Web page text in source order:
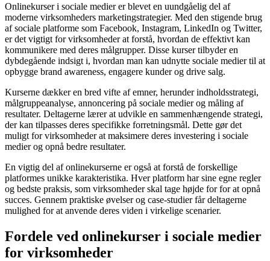
Onlinekurser i sociale medier er blevet en uundgåelig del af
moderne virksomheders marketingstrategier. Med den stigende brug
af sociale platforme som Facebook, Instagram, LinkedIn og Twitter,
er det vigtigt for virksomheder at forstå, hvordan de effektivt kan
kommunikere med deres målgrupper. Disse kurser tilbyder en
dybdegående indsigt i, hvordan man kan udnytte sociale medier til at
opbygge brand awareness, engagere kunder og drive salg.
Kurserne dækker en bred vifte af emner, herunder indholdsstrategi,
målgruppeanalyse, annoncering på sociale medier og måling af
resultater. Deltagerne lærer at udvikle en sammenhængende strategi,
der kan tilpasses deres specifikke forretningsmål. Dette gør det
muligt for virksomheder at maksimere deres investering i sociale
medier og opnå bedre resultater.
En vigtig del af onlinekurserne er også at forstå de forskellige
platformes unikke karakteristika. Hver platform har sine egne regler
og bedste praksis, som virksomheder skal tage højde for for at opnå
succes. Gennem praktiske øvelser og case-studier får deltagerne
mulighed for at anvende deres viden i virkelige scenarier.
Fordele ved onlinekurser i sociale medier
for virksomheder